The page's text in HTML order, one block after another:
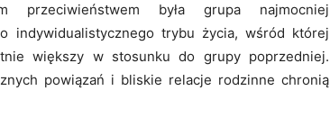
przeciwieństwem była grupa najmocniej
indywi­dualistycznego trybu życia, wśród której
większy w stosunku do grupy poprzedniej.
powiązań i bliskie relacje rodzinne chronią